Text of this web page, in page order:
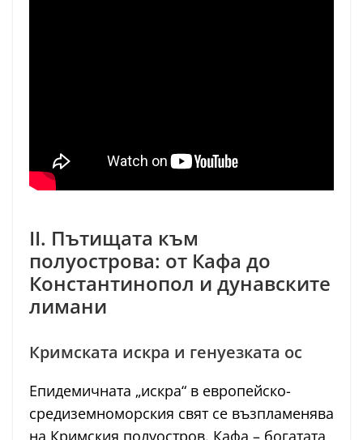
II. Пътищата към
полуострова: от Кафа до
Константинопол и дунавските
лимани
Кримската искра и генуезката ос
Епидемичната „искра“ в европейско-
средиземноморския свят се възпламенява